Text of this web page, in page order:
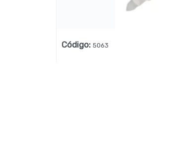
Código: 5063
Lista vacía